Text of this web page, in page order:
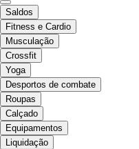
Saldos
Fitness e Cardio
Musculação
Crossfit
Yoga
Desportos de combate
Roupas
Calçado
Equipamentos
Liquidação